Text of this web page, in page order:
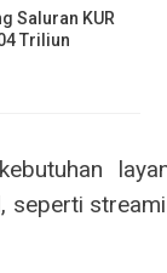
Saluran KUR
Triliun
seperti